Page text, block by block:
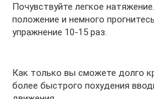
Почувствуйте легкое
положение и немного
упражнение 10-15 раз.
Как только вы сможете долго
более быстрого похудения